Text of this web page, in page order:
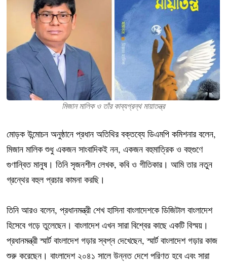
মিজান মালিক ও তাঁর কাব্যগ্রন্থ মায়াতন্ত্র
মোড়ক উন্মোচন অনুষ্ঠানে প্রধান অতিথির বক্তব্যে ডিএমপি কমিশনার বলেন,
মিজান মালিক শুধু একজন সাংবাদিকই নন, একজন বহুমাত্রিক ও বহুগুণে
গুণান্বিত মানুষ। তিনি সৃজনশীল লেখক, কবি ও গীতিকার। আমি তার নতুন
গ্রন্থের বহুল প্রচার কামনা করছি।
তিনি আরও বলেন, প্রধানমন্ত্রী শেখ হাসিনা বাংলাদেশকে ডিজিটাল বাংলাদেশ
হিসেবে গড়ে তুলেছেন। বাংলাদেশ এখন সারা বিশ্বের কাছে একটি বিস্ময়।
প্রধানমন্ত্রী স্মার্ট বাংলাদেশ গড়ার স্বপ্ন দেখেছেন, স্মার্ট বাংলাদেশ গড়ার কাজ
শুরু করেছেন। বাংলাদেশ ২০৪১ সালে উন্নত দেশে পরিণত হবে এবং সারা